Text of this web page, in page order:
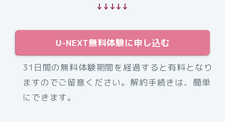
↓↓↓↓↓
U-NEXT無料体験に申し込む
31日間の無料体験期間を経過すると有料となり
ますのでご留意ください。解約手続きは、簡単
にできます。